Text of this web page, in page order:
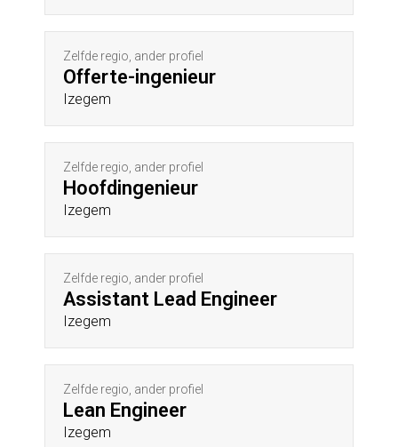
Zelfde regio, ander profiel
Offerte-ingenieur
Izegem
Zelfde regio, ander profiel
Hoofdingenieur
Izegem
Zelfde regio, ander profiel
Assistant Lead Engineer
Izegem
Zelfde regio, ander profiel
Lean Engineer
Izegem